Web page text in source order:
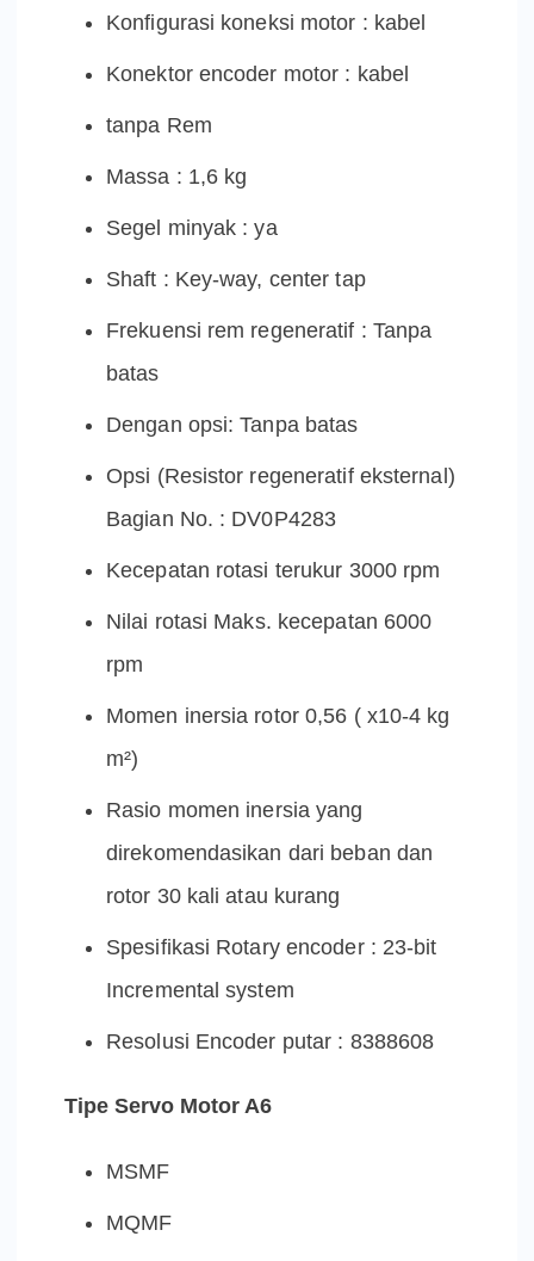
Konfigurasi koneksi motor : kabel
Konektor encoder motor : kabel
tanpa Rem
Massa : 1,6 kg
Segel minyak : ya
Shaft : Key-way, center tap
Frekuensi rem regeneratif : Tanpa
batas
Dengan opsi: Tanpa batas
Opsi (Resistor regeneratif eksternal)
Bagian No. : DV0P4283
Kecepatan rotasi terukur 3000 rpm
Nilai rotasi Maks. kecepatan 6000
rpm
Momen inersia rotor 0,56 ( x10-4 kg
m²)
Rasio momen inersia yang
direkomendasikan dari beban dan
rotor 30 kali atau kurang
Spesifikasi Rotary encoder : 23-bit
Incremental system
Resolusi Encoder putar : 8388608
Tipe Servo Motor A6
MSMF
MQMF